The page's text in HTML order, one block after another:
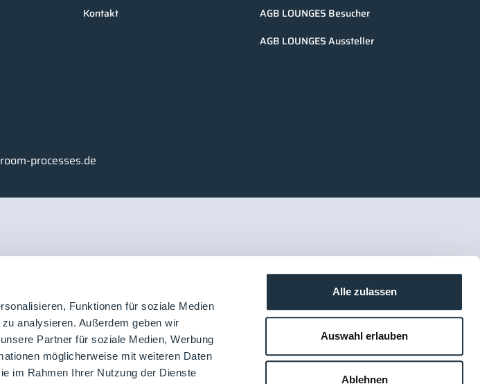
Funktionen für soziale Medien
analysieren. Außerdem geben wir
Partner für soziale Medien, Werbung
möglicherweise mit weiteren Daten
im Rahmen Ihrer Nutzung der Dienste
Alle zulassen
Auswahl erlauben
Ablehnen
Kontakt
AGB LOUNGES Besucher
AGB LOUNGES Aussteller
processes.de